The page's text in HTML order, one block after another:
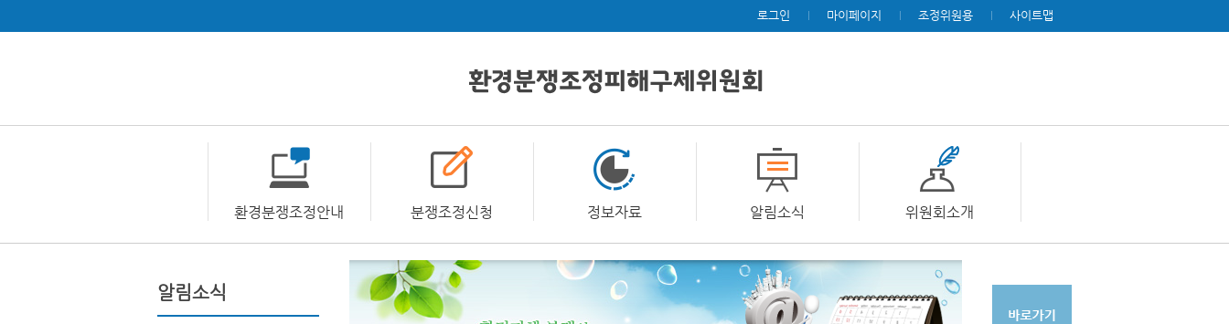
로그인 마이페이지 조정위원용 사이트맵
환경분쟁조정안내 분쟁조정신청 정보자료 알림소식 위원회소개
알림소식